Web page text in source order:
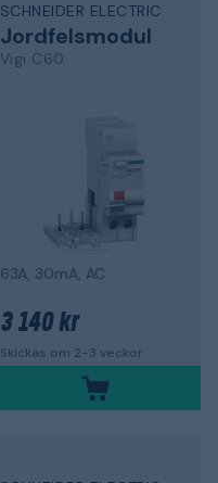
SCHNEIDER ELECTRIC
Jordfelsmodul
Vigi C60
63A, 30mA, AC
3 140 kr
Skickas om 2-3 veckor